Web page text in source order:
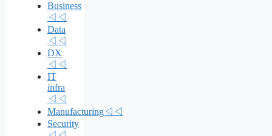
Business
◁◁
Data
◁◁
DX
◁◁
IT
infra
◁◁
Manufacturing◁◁
Security